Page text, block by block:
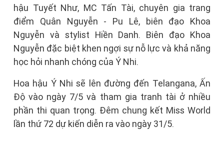
hậu Tuyết Như, MC Tấn Tài, chuyên gia trang
điểm Quân Nguyễn - Pu Lê, biên đạo Khoa
Nguyễn và stylist Hiền Danh. Biên đạo Khoa
Nguyễn đặc biệt khen ngợi sự nỗ lực và khả năng
học hỏi nhanh chóng của Ý Nhi.
Hoa hậu Ý Nhi sẽ lên đường đến Telangana, Ấn
Độ vào ngày 7/5 và tham gia tranh tài ở nhiều
phần thi quan trọng. Đêm chung kết Miss World
lần thứ 72 dự kiến diễn ra vào ngày 31/5.